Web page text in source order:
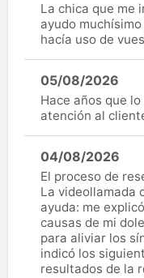
La chica que me
ayudo
hacía uso de
05/08/2026
Hace años que
atención al
04/08/2026
El proceso de
La videollamada
ayuda: me
causas de mi
para aliviar los
indicó los
resultados de la